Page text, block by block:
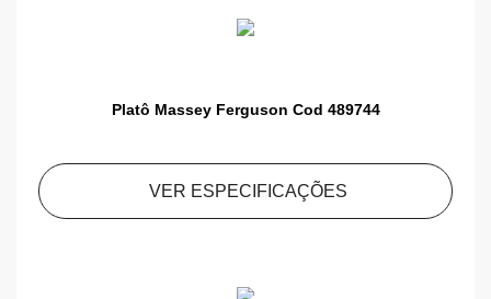
Platô Massey Ferguson Cod 489744
VER ESPECIFICAÇÕES